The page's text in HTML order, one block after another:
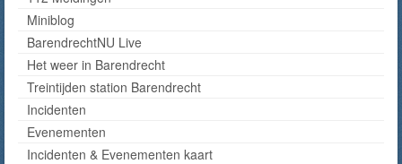
Miniblog
BarendrechtNU Live
Het weer in Barendrecht
Treintijden station Barendrecht
Incidenten
Evenementen
Incidenten & Evenementen kaart